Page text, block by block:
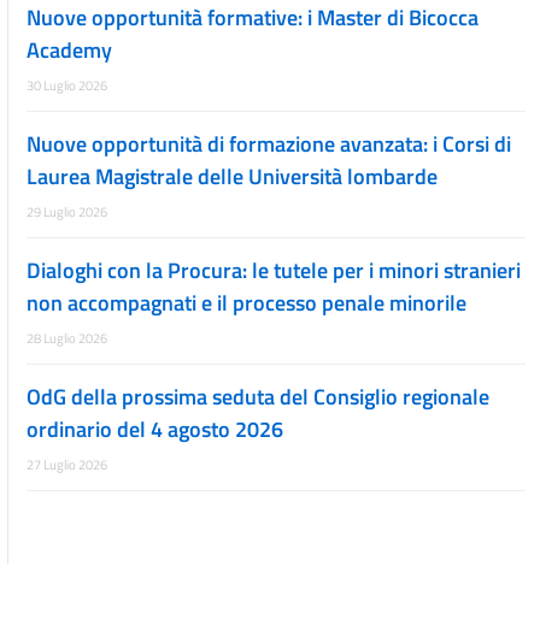
Nuove opportunità formative: i Master di Bicocca
Academy
30 Luglio 2026
Nuove opportunità di formazione avanzata: i Corsi di
Laurea Magistrale delle Università lombarde
29 Luglio 2026
Dialoghi con la Procura: le tutele per i minori stranieri
non accompagnati e il processo penale minorile
28 Luglio 2026
OdG della prossima seduta del Consiglio regionale
ordinario del 4 agosto 2026
27 Luglio 2026